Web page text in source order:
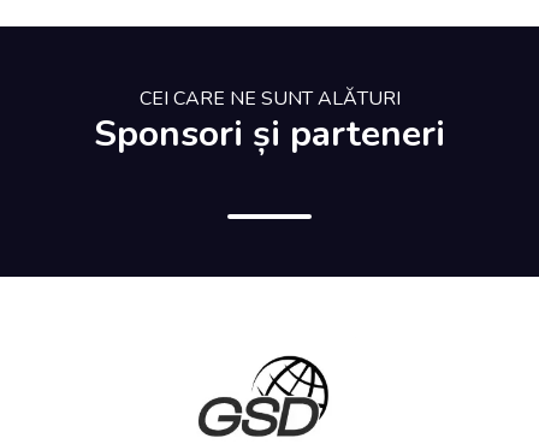
CEI CARE NE SUNT ALĂTURI
Sponsori și parteneri